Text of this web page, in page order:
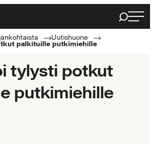
Haku
Uutishuone
palkituille putkimiehille
tylysti potkut
putkimiehille